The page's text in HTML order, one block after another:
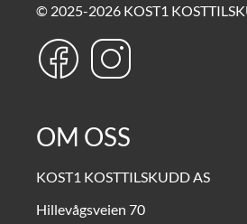
© 2025-2026 KOST1
OM OSS
KOST1 KOSTTILSKUDD AS
Hillevågsveien 70